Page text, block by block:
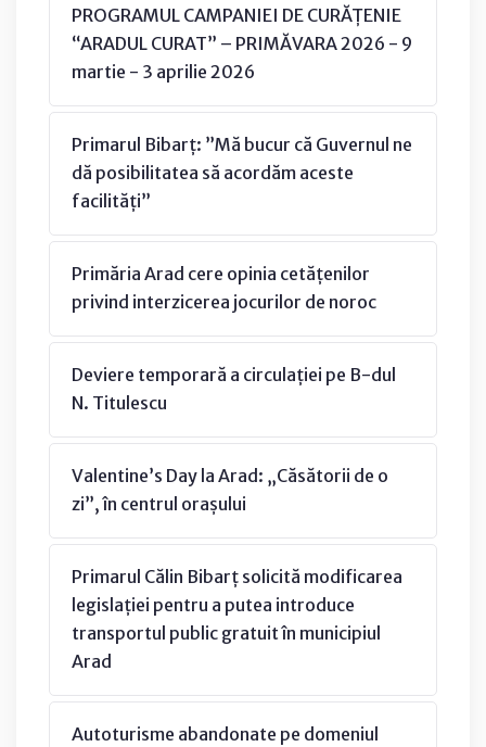
PROGRAMUL CAMPANIEI DE CURĂȚENIE
“ARADUL CURAT” – PRIMĂVARA 2026 - 9
martie - 3 aprilie 2026
Primarul Bibarț: ”Mă bucur că Guvernul ne
dă posibilitatea să acordăm aceste
facilități”
Primăria Arad cere opinia cetățenilor
privind interzicerea jocurilor de noroc
Deviere temporară a circulației pe B-dul
N. Titulescu
Valentine’s Day la Arad: „Căsătorii de o
zi”, în centrul orașului
Primarul Călin Bibarț solicită modificarea
legislației pentru a putea introduce
transportul public gratuit în municipiul
Arad
Autoturisme abandonate pe domeniul